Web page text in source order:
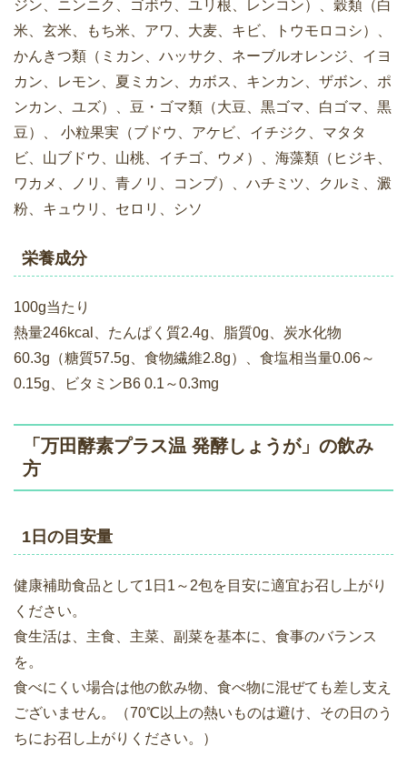
ジン、ニンニク、ゴボウ、ユリ根、レンコン）、穀類（白
米、玄米、もち米、アワ、大麦、キビ、トウモロコシ）、
かんきつ類（ミカン、ハッサク、ネーブルオレンジ、イヨ
カン、レモン、夏ミカン、カボス、キンカン、ザボン、ポ
ンカン、ユズ）、豆・ゴマ類（大豆、黒ゴマ、白ゴマ、黒
豆）、 小粒果実（ブドウ、アケビ、イチジク、マタタ
ビ、山ブドウ、山桃、イチゴ、ウメ）、海藻類（ヒジキ、
ワカメ、ノリ、青ノリ、コンブ）、ハチミツ、クルミ、澱
粉、キュウリ、セロリ、シソ
栄養成分
100g当たり
熱量246kcal、たんぱく質2.4g、脂質0g、炭水化物
60.3g（糖質57.5g、食物繊維2.8g）、食塩相当量0.06～
0.15g、ビタミンB6 0.1～0.3mg
「万田酵素プラス温 発酵しょうが」の飲み
方
1日の目安量
健康補助食品として1日1～2包を目安に適宜お召し上がり
ください。
食生活は、主食、主菜、副菜を基本に、食事のバランス
を。
食べにくい場合は他の飲み物、食べ物に混ぜても差し支え
ございません。（70℃以上の熱いものは避け、その日のう
ちにお召し上がりください。）